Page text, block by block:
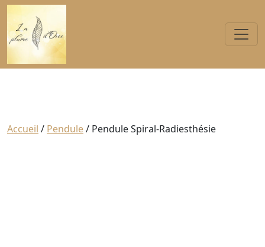
Accueil / Pendule/ Pendule Spiral-Radiesthésie